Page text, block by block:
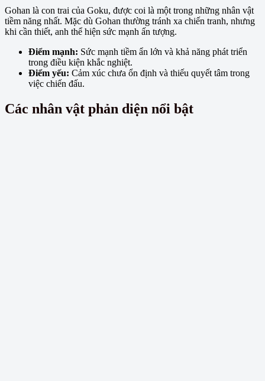
Gohan là con trai của Goku, được coi là một trong những nhân vật
tiềm năng nhất. Mặc dù Gohan thường tránh xa chiến tranh, nhưng
khi cần thiết, anh thể hiện sức mạnh ấn tượng.
Điểm mạnh: Sức mạnh tiềm ẩn lớn và khả năng phát triển
trong điều kiện khắc nghiệt.
Điểm yếu: Cảm xúc chưa ổn định và thiếu quyết tâm trong
việc chiến đấu.
Các nhân vật phản diện nổi bật